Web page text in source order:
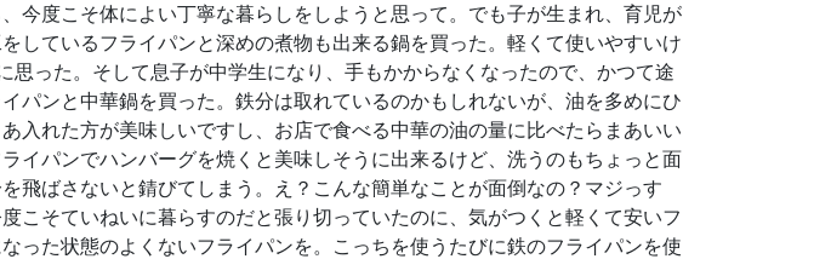
今度こそ体によい丁寧な暮らしをしようと思って。でも子が生まれ、育児が
しているフライパンと深めの煮物も出来る鍋を買った。軽くて使いやすいけ
った。そして息子が中学生になり、手もかからなくなったので、かつて途
パンと中華鍋を買った。鉄分は取れているのかもしれないが、油を多めにひ
入れた方が美味しいですし、お店で食べる中華の油の量に比べたらまあいい
イパンでハンバーグを焼くと美味しそうに出来るけど、洗うのもちょっと面
飛ばさないと錆びてしまう。え？こんな簡単なことが面倒なの？マジっす
こそていねいに暮らすのだと張り切っていたのに、気がつくと軽くて安いフ
った状態のよくないフライパンを。こっちを使うたびに鉄のフライパンを使